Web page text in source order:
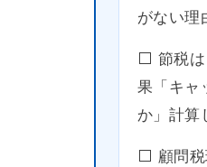
がない理
⬜️ 節税
果「キャ
か」計算
⬜️ 顧問